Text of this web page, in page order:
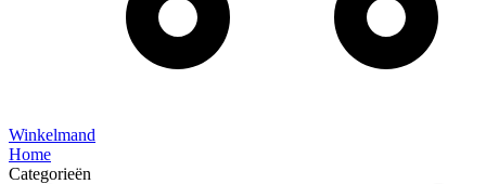
Winkelmand
Home
Categorieën